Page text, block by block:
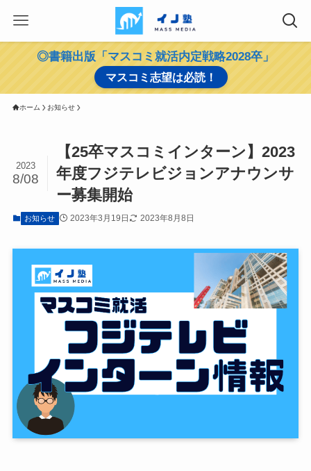
◎書籍出版「マスコミ就活内定戦略2028卒」
マスコミ志望は必読！
ホーム お知らせ
【25卒マスコミインターン】2023
年度フジテレビジョンアナウンサ
ー募集開始
2023
8/08
お知らせ 2023年3月19日 2023年8月8日